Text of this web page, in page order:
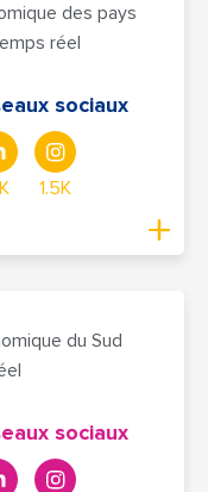
des pays
réel
sociaux
1.5K
du Sud
sociaux